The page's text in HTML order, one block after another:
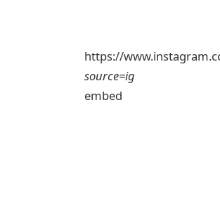
https://
source=ig
embed